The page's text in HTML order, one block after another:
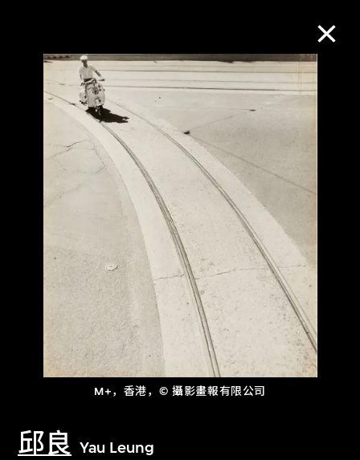
M+，香港，© 攝影畫報有限公司
邱良 Yau Leung
M+藏品
进一步筛选
关于M+藏品
探索世界顶级的二十及二十一世纪视觉
文化藏品。